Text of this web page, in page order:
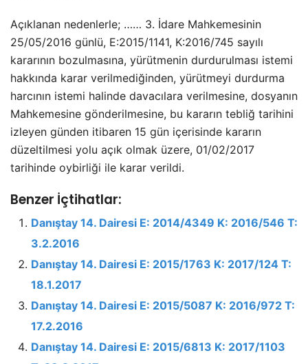
Açıklanan nedenlerle; …… 3. İdare Mahkemesinin
25/05/2016 günlü, E:2015/1141, K:2016/745 sayılı
kararının bozulmasına, yürütmenin durdurulması istemi
hakkında karar verilmediğinden, yürütmeyi durdurma
harcının istemi halinde davacılara verilmesine, dosyanın
Mahkemesine gönderilmesine, bu kararın tebliğ tarihini
izleyen günden itibaren 15 gün içerisinde kararın
düzeltilmesi yolu açık olmak üzere, 01/02/2017
tarihinde oybirliği ile karar verildi.
Benzer İçtihatlar:
Danıştay 14. Dairesi E: 2014/4349 K: 2016/546 T:
3.2.2016
Danıştay 14. Dairesi E: 2015/1763 K: 2017/124 T:
18.1.2017
Danıştay 14. Dairesi E: 2015/5087 K: 2016/972 T:
17.2.2016
Danıştay 14. Dairesi E: 2015/6813 K: 2017/1103